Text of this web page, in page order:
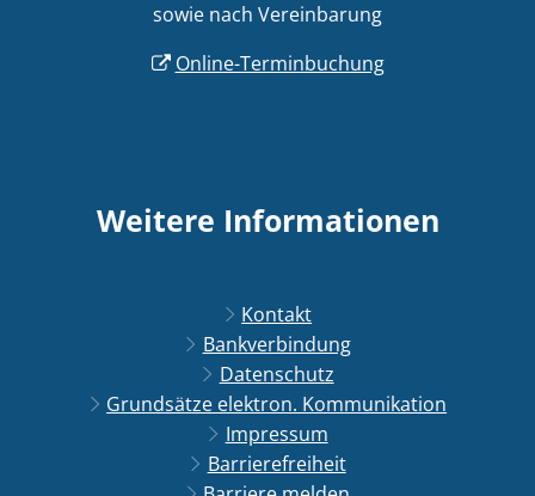
sowie nach Vereinbarung
Online-Terminbuchung
Weitere Informationen
Kontakt
Bankverbindung
Datenschutz
Grundsätze elektron. Kommunikation
Impressum
Barrierefreiheit